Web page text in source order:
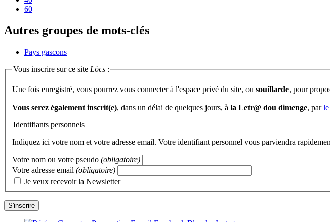
60
Autres groupes de mots-clés
Pays gascons
Vous inscrire sur ce site Lòcs :
Une fois enregistré, vous pourrez vous connecter à l'espace privé du site, ou souillarde , pour
Vous serez également inscrit(e), dans un délai de quelques jours, à la Letr@ dou dimenge, par
Identifiants personnels
Indiquez ici votre nom et votre adresse email. Votre identifiant personnel vous parviendra
Votre nom ou votre pseudo (obligatoire)
Votre adresse email (obligatoire)
Je veux recevoir la Newsletter